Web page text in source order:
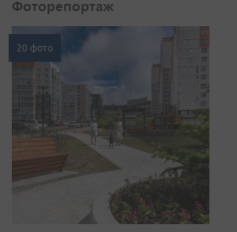
Фоторепортаж
20 фото